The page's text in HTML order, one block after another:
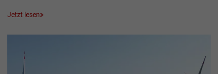
Jetzt lesen